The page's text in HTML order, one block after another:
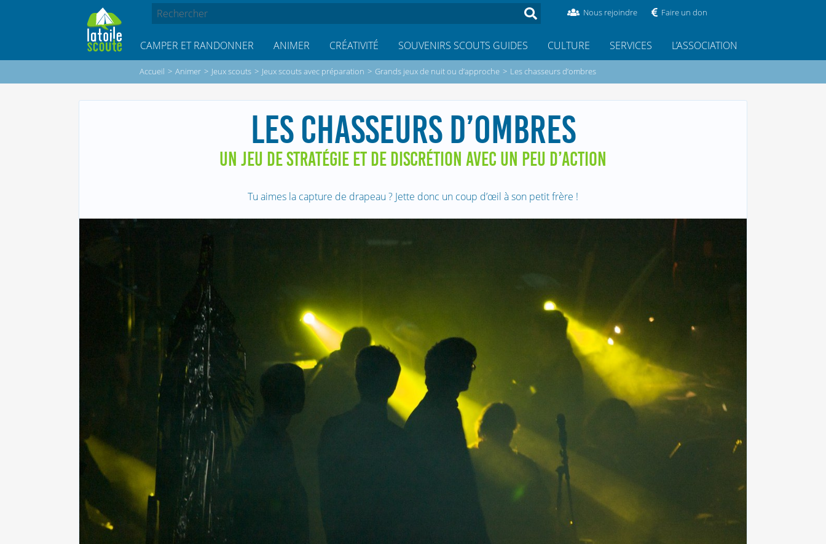
Nous rejoindre Faire un don
CAMPER ET RANDONNER ANIMER CRÉATIVITÉ SOUVENIRS SCOUTS GUIDES CULTURE SERVICES L’ASSOCIATION
Accueil > Animer > Jeux scouts > Jeux scouts avec préparation > Grands jeux de nuit ou d’approche > Les chasseurs d’ombres
LES CHASSEURS D’OMBRES
UN JEU DE STRATÉGIE ET DE DISCRÉTION AVEC UN PEU D’ACTION
Tu aimes la capture de drapeau ? Jette donc un coup d’œil à son petit frère !